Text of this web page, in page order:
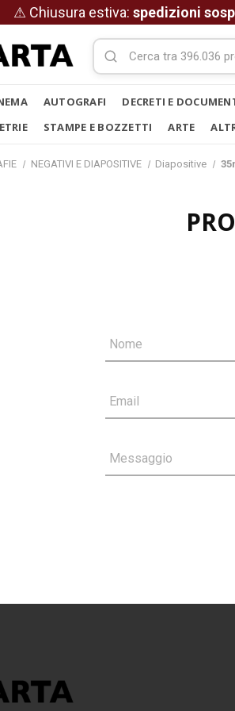
⚠ Chiusura estiva: spedizioni
AUTOGRAFI DECRETI E
STAMPE E BOZZETTI ARTE
NEGATIVI E DIAPOSITIVE Diapositive
Nome
Email
Messaggio